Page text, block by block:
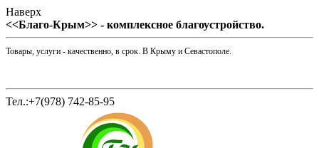
Наверх
<<Благо-Крым>> - комплексное благоустройство.
Товары, услуги - качественно, в срок. В Крыму и Севастополе.
Тел.:+7(978) 742-85-95